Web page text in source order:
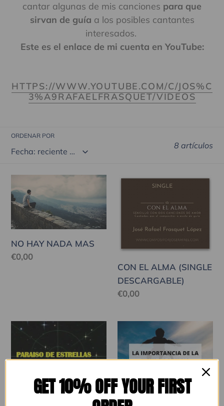
cantar algunas de mis canciones para que
sirvan de guía a los posibles cantantes
interesados.
Este es el enlace de mi cuenta en YouTube:
HTTPS://WWW.YOUTUBE.COM/C/JOS%C
3%A9RAFAELFRASQUET/VIDEOS
ORDENAR POR
8 artículos
HAY
NADA
MAS
NO HAY NADA MAS
Precio
€0,00
CON
DESCARGABLE)
CON EL ALMA (SINGLE
DESCARGABLE)
Precio
€0,00
PARAÍSO
ESTRELLAS
FIGURA
DEL
GET 10% OFF YOUR FIRST